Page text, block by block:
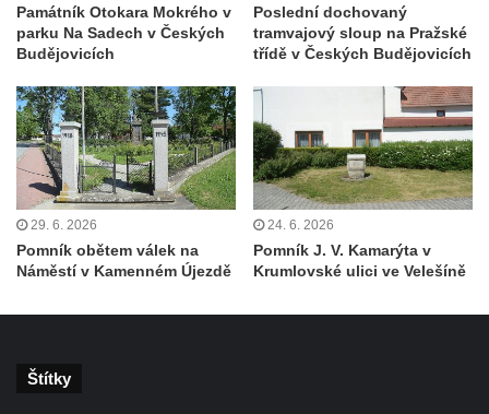
Socha Tygr v ZOO Leipzig
Socha Marabu v ZOO Leipzig
Busta Karla Maxe Schneidera v ZOO
Leipzig
Socha Iásón v ZOO Leipzig
Socha Mladý slon v ZOO Leipzig
Socha Býk v ZOO Dresden
Památník Otokara Mokrého v
parku Na Sadech v Českých
Budějovicích
Poslední dochovaný
tramvajový sloup na Pražské
třídě v Českých Budějovicích
29. 6. 2026
Pomník obětem válek na
Náměstí v Kamenném Újezdě
24. 6. 2026
Pomník J. V. Kamarýta v
Krumlovské ulici ve Velešíně
Štítky